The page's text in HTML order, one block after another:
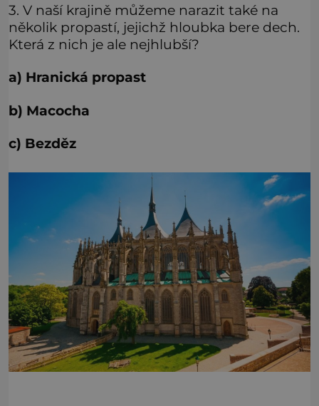
3. V naší krajině můžeme narazit také na
několik propastí, jejichž hloubka bere dech.
Která z nich je ale nejhlubší?
a) Hranická propast
b) Macocha
c) Bezděz